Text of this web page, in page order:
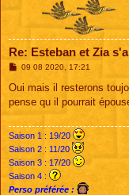
Re: Esteban et Zia
M
s
a
09 08 2020, 17:21
Oui mais il resterons
pense qu il pourrait
Saison 1 : 19/20
Saison 2 : 11/20
Saison 3 : 17/20
Saison 4 :
Perso préférée :